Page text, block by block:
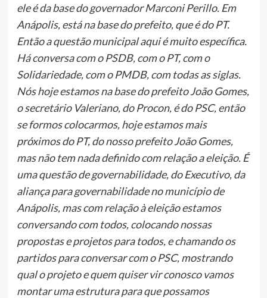
ele é da base do governador Marconi Perillo. Em
Anápolis, está na base do prefeito, que é do PT.
Então a questão municipal aqui é muito específica.
Há conversa com o PSDB, com o PT, com o
Solidariedade, com o PMDB, com todas as siglas.
Nós hoje estamos na base do prefeito João Gomes,
o secretário Valeriano, do Procon, é do PSC, então
se formos colocarmos, hoje estamos mais
próximos do PT, do nosso prefeito João Gomes,
mas não tem nada definido com relação a eleição. É
uma questão de governabilidade, do Executivo, da
aliança para governabilidade no município de
Anápolis, mas com relação à eleição estamos
conversando com todos, colocando nossas
propostas e projetos para todos, e chamando os
partidos para conversar com o PSC, mostrando
qual o projeto e quem quiser vir conosco vamos
montar uma estrutura para que possamos